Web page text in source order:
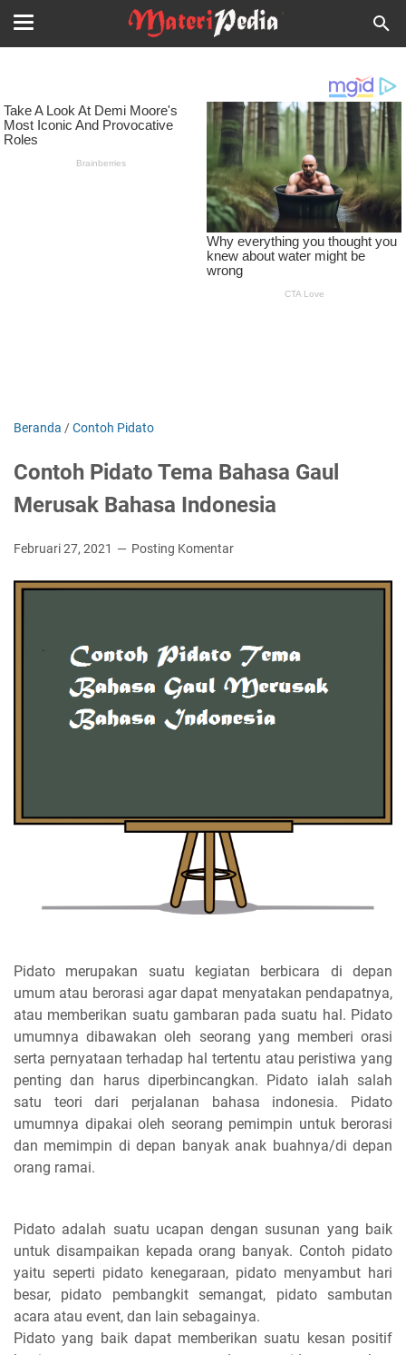
Beranda /Contoh Pidato
Contoh Pidato Tema Bahasa Gaul
Merusak Bahasa Indonesia
Februari 27, 2021 Posting Komentar
Pidato merupakan suatu kegiatan berbicara di depan
umum atau berorasi agar dapat menyatakan pendapatnya,
atau memberikan suatu gambaran pada suatu hal. Pidato
umumnya dibawakan oleh seorang yang memberi orasi
serta pernyataan terhadap hal tertentu atau peristiwa yang
penting dan harus diperbincangkan. Pidato ialah salah
satu teori dari perjalanan bahasa indonesia. Pidato
umumnya dipakai oleh seorang pemimpin untuk berorasi
dan memimpin di depan banyak anak buahnya/di depan
orang ramai.
Pidato adalah suatu ucapan dengan susunan yang baik
untuk disampaikan kepada orang banyak. Contoh pidato
yaitu seperti pidato kenegaraan, pidato menyambut hari
besar, pidato pembangkit semangat, pidato sambutan
acara atau event, dan lain sebagainya.
Pidato yang baik dapat memberikan suatu kesan positif